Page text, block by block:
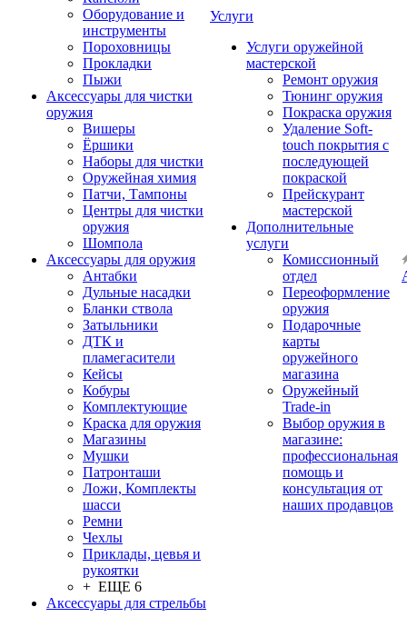
Оборудование и
инструменты
Пороховницы
Прокладки
Пыжи
Аксессуары для чистки
оружия
Вишеры
Ёршики
Наборы для чистки
Оружейная химия
Патчи, Тампоны
Центры для чистки
оружия
Шомпола
Аксессуары для оружия
Антабки
Дульные насадки
Бланки ствола
Затыльники
ДТК и
пламегасители
Кейсы
Кобуры
Комплектующие
Краска для оружия
Магазины
Мушки
Патронташи
Ложи, Комплекты
шасси
Ремни
Чехлы
Приклады, цевья и
рукоятки
+ ЕЩЕ 6
Аксессуары для стрельбы
Услуги
Услуги оружейной
мастерской
Ремонт оружия
Тюнинг оружия
Покраска оружия
Удаление Soft-
touch покрытия с
последующей
покраской
Прейскурант
мастерской
Дополнительные
услуги
Комиссионный
отдел
Переоформление
оружия
Подарочные
карты
оружейного
магазина
Оружейный
Trade-in
Выбор оружия в
магазине:
профессиональная
помощь и
консультация от
наших продавцов